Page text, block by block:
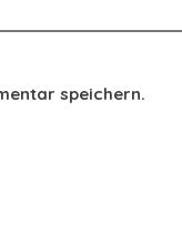
speichern.